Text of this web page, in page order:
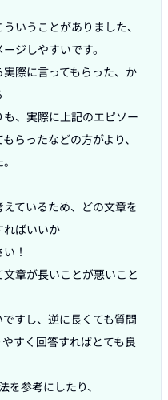
いうことがありました、
ジしやすいです。
際に言ってもらった、か
、実際に上記のエピソー
らったなどの方がより、
ているため、どの文章を
ればいいか
！
章が長いことが悪いこと
すし、逆に長くても質問
すく回答すればとても良
を参考にしたり、